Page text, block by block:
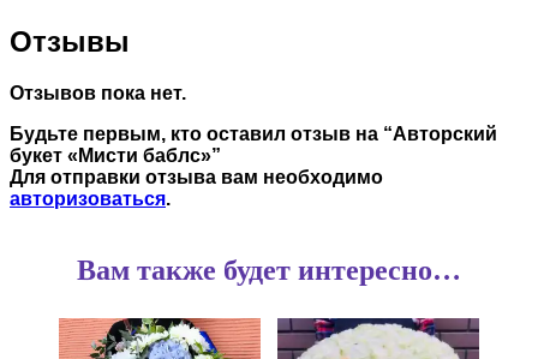
Отзывы
Отзывов пока нет.
Будьте первым, кто оставил отзыв на “Авторский
букет «Мисти баблс»”
Для отправки отзыва вам необходимо
авторизоваться.
Вам также будет интересно…